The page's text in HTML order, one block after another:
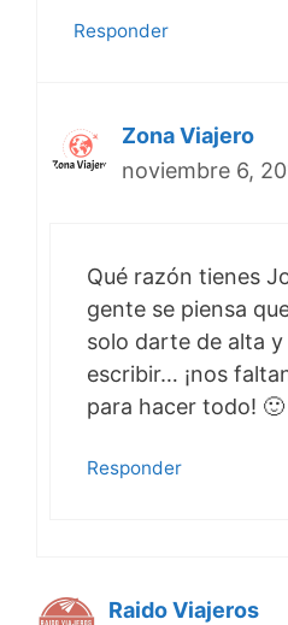
Responder
Zona Viajero
noviembre 6,
Qué razón tienes
gente se piensa
solo darte de alta
escribir… ¡nos
para hacer todo! 🙂
Responder
Raido Viajeros